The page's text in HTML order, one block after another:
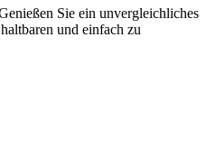
Sie ein unvergleichliches
und einfach zu